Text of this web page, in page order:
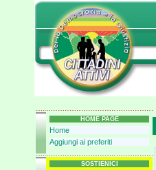
HOME PAGE
Home
Aggiungi ai preferiti
SOSTIENICI